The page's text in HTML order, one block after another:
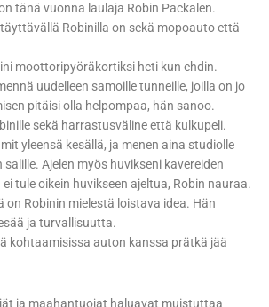
tänä vuonna laulaja Robin Packalen.
Robinilla on sekä mopoauto että
moottoripyöräkortiksi heti kun ehdin.
uudelleen samoille tunneille, joilla on jo
pitäisi olla helpompaa, hän sanoo.
sekä harrastusväline että kulkupeli.
yleensä kesällä, ja menen aina studiolle
Ajelen myös huvikseni kavereiden
tule oikein huvikseen ajeltua, Robin nauraa.
on Robinin mielestä loistava idea. Hän
ja turvallisuutta.
kohtaamisissa auton kanssa prätkä jää
ja maahantuojat haluavat muistuttaa